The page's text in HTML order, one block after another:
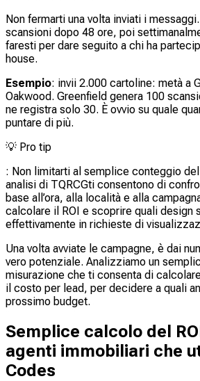
Non fermarti una volta inviati i
scansioni dopo 48 ore, poi
faresti per dare seguito a chi ha
house.
Esempio: invii 2.000 cartoline: metà a
Oakwood. Greenfield genera 100
ne registra solo 30. È ovvio su quale
puntare di più.
💡 Pro tip
: Non limitarti al semplice conteggio
analisi di TQRCGti consentono di
base all’ora, alla località e alla
calcolare il ROI e scoprire quali design
effettivamente in richieste di
Una volta avviate le campagne, è dai
vero potenziale. Analizziamo un
misurazione che ti consenta di
il costo per lead, per decidere a quali
prossimo budget.
Semplice calcolo del
agenti immobiliari che
Codes